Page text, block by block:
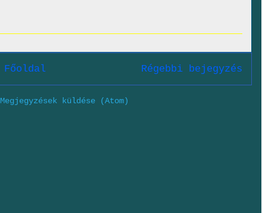
Régebbi bejegyzés
Főoldal
Megjegyzések küldése (Atom)